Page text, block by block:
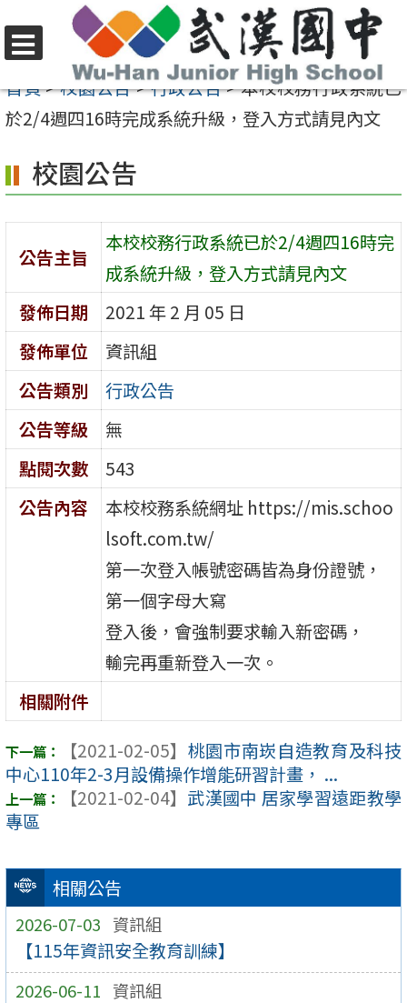
至
要
容
區
選
單
首頁>校園公告>行政公告>本校校務行政系統已
於2/4週四16時完成系統升級，登入方式請見內文
相關公告
2026-07-03 資訊組
【115年資訊安全教育訓練】
2026-06-11 資訊組
校園公告
公告主旨
本校校務行政系統已於2/4週四16時完
成系統升級，登入方式請見內文
發佈日期
2021 年 2 月 05 日
發佈單位
資訊組
公告類別
行政公告
公告等級
無
點閱次數
543
公告內容
本校校務系統網址 https://mis.schoo
lsoft.com.tw/
第一次登入帳號密碼皆為身份證號，
第一個字母大寫
登入後，會強制要求輸入新密碼，
輸完再重新登入一次。
相關附件
【2021-02-05】 桃園市南崁自造教育及科技
中心110年2-3月設備操作增能研習計畫， ...
【2021-02-04】 武漢國中 居家學習遠距教學
專區